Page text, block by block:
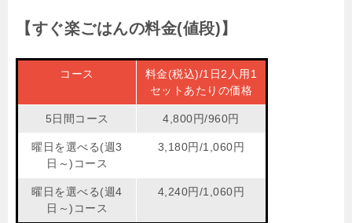
【すぐ楽ごはんの料金(値段)】
コース
料金(税込)/1日2人用1
セットあたりの価格
5日間コース 4,800円/960円
曜日を選べる(週3
日～)コース
3,180円/1,060円
曜日を選べる(週4
日～)コース
4,240円/1,060円